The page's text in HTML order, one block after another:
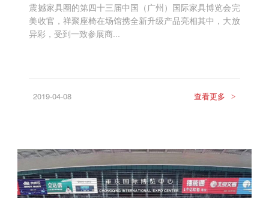
震撼家具圈的第四十三届中国（广州）国际家具博览会完
美收官，祥聚座椅在场馆携全新升级产品亮相其中，大放
异彩，受到一致参展商...
2019-04-08 查看更多 >